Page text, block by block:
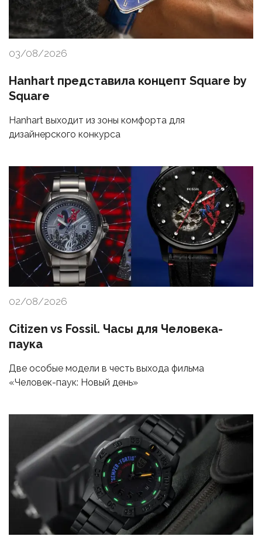
03/08/2026
Hanhart представила концепт Square by
Square
Hanhart выходит из зоны комфорта для
дизайнерского конкурса
02/08/2026
Citizen vs Fossil. Часы для Человека-
паука
Две особые модели в честь выхода фильма
«Человек-паук: Новый день»